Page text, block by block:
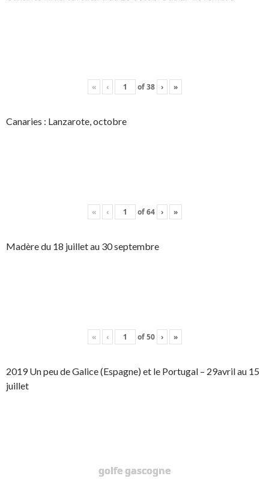
« ‹ of38 › »
Canaries : Lanzarote, octobre
« ‹ of64 › »
Madère du 18 juillet au 30 septembre
« ‹ of50 › »
2019 Un peu de Galice (Espagne) et le Portugal – 29avril au 15
juillet
golfe gascogne